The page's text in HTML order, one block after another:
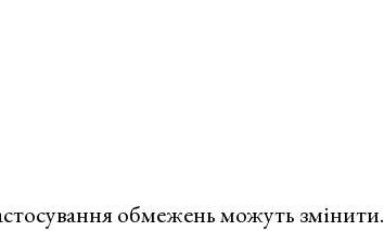
обмежень можуть змінити.